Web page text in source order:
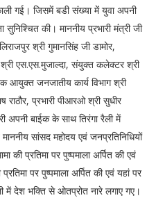
गई। जिसमें बडी संख्या में युवा अपनी
की। माननीय प्रभारी मंत्री जी
श्री गुमानसिंह जी डामोर,
एस.एस.मुजाल्दा, संयुक्त कलेक्टर श्री
आयुक्त जनजातीय कार्य विभाग श्री
प्रभारी पीआरओ श्री सुधीर
अपनी बाईक के साथ तिरंगा रैली में
सांसद महोदय एवं जनप्रतिनिधियों
की प्रतिमा पर पुष्पमाला अर्पित की एवं
पर पुष्पमाला अर्पित की एवं यहां पर
में देश भक्ति से ओतप्रोत नारे लगाए गए।